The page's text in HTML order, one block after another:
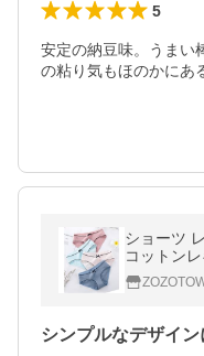
5
安定の納豆味。うまい
の粘り気もほのかにあ
ショーツ
コットン